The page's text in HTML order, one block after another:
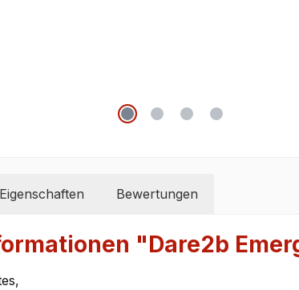
Eigenschaften Bewertungen
"Dare2b